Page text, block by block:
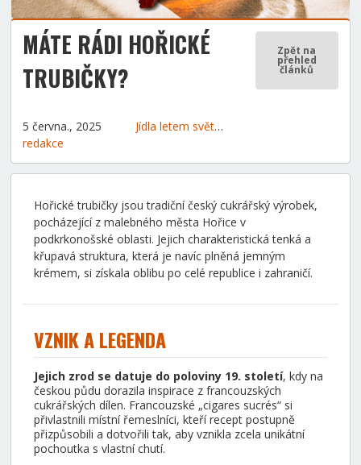
MÁTE RÁDI HOŘICKÉ
TRUBIČKY?
Zpět na
přehled
článků
5 června., 2025
redakce
Jídla letem světem
Hořické trubičky jsou tradiční český cukrářský výrobek,
pocházející z malebného města Hořice v
podkrkonošské oblasti. Jejich charakteristická tenká a
křupavá struktura, která je navíc plněná jemným
krémem, si získala oblibu po celé republice i zahraničí.
VZNIK A LEGENDA
Jejich zrod se datuje do poloviny 19. století, kdy na
českou půdu dorazila inspirace z francouzských
cukrářských dílen. Francouzské „cigares sucrés“ si
přivlastnili místní řemeslníci, kteří recept postupně
přizpůsobili a dotvořili tak, aby vznikla zcela unikátní
pochoutka s vlastní chutí.